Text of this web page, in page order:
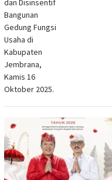
dan Disinsentif
Bangunan
Gedung Fungsi
Usaha di
Kabupaten
Jembrana,
Kamis 16
Oktober 2025.